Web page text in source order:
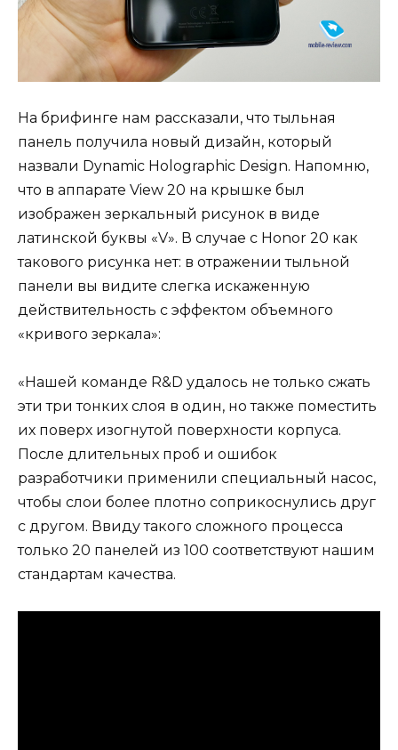
На брифинге нам рассказали, что тыльная
панель получила новый дизайн, который
назвали Dynamic Holographic Design. Напомню,
что в аппарате View 20 на крышке был
изображен зеркальный рисунок в виде
латинской буквы «V». В случае с Honor 20 как
такового рисунка нет: в отражении тыльной
панели вы видите слегка искаженную
действительность с эффектом объемного
«кривого зеркала»:
«Нашей команде R&D удалось не только сжать
эти три тонких слоя в один, но также поместить
их поверх изогнутой поверхности корпуса.
После длительных проб и ошибок
разработчики применили специальный насос,
чтобы слои более плотно соприкоснулись друг
с другом. Ввиду такого сложного процесса
только 20 панелей из 100 соответствуют нашим
стандартам качества.